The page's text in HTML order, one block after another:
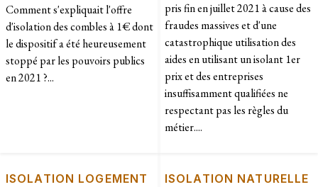
Comment s'expliquait l'offre
d'isolation des combles à 1€ dont
le dispositif a été heureusement
stoppé par les pouvoirs publics
en 2021 ?...
pris fin en juillet 2021 à cause des
fraudes massives et d'une
catastrophique utilisation des
aides en utilisant un isolant 1er
prix et des entreprises
insuffisamment qualifiées ne
respectant pas les règles du
métier....
ISOLATION LOGEMENT
ISOLATION NATURELLE